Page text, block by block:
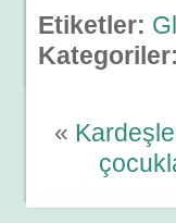
Etiketler:
Kategoriler:
«